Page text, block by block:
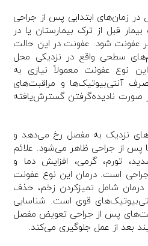
زمان‌های ابتدایی پس از جراحی
قبل از ترک بیمارستان یا در
عفونت شود. عفونت در این حالت
سطحی واقع در نزدیکی محل
نوع عفونت معمولاً نیازی به
آنتی‌بیوتیک‌ها و مراقبت‌های
صورت نادیده‌گرفتن گسترش‌یافته
نزدیک به مفصل رخ می‌دهد و
پس از جراحی ظاهر می‌شود. علائم
تورم، گرمی، افزایش دما و
است. درمان این نوع عفونت
درمان شامل تمیزکردن زخم، حذف
قوی است. شناسایی
پس از جراحی تعویض مفصل
بعد از عمل جلوگیری می‌کند.